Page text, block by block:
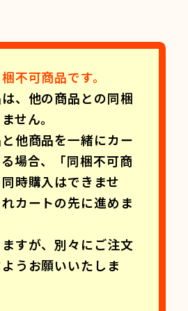
不可商品です。
、他の商品との同梱
せん。
他商品を一緒にカー
場合、「同梱不可商
時購入はできませ
カートの先に進めま
すが、別々にご注文
うお願いいたしま